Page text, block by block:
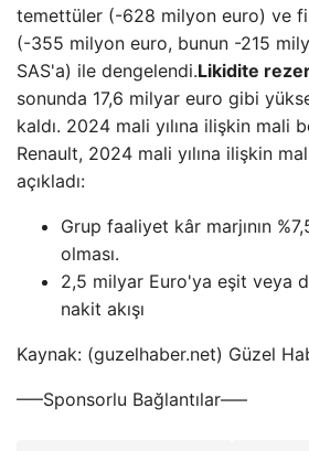
temettüler (-628 milyon euro) ve
(-355 milyon euro, bunun -215
SAS'a) ile dengelendi.Likidite
sonunda 17,6 milyar euro gibi
kaldı. 2024 mali yılına ilişkin mali
Renault, 2024 mali yılına ilişkin
açıkladı:
Grup faaliyet kâr marjının
olması.
2,5 milyar Euro'ya eşit veya
nakit akışı
Kaynak: (guzelhaber.net) Güzel
—–Sponsorlu Bağlantılar—–